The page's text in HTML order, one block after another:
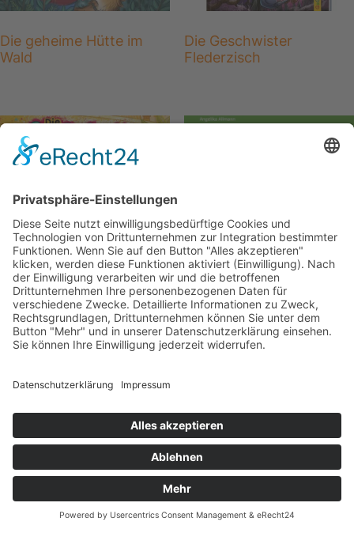
Die geheime Hütte im
Wald
Die Geschwister
Flederzisch
Die Großstadtdetektive –
Wer schnappt den Dieb?
Die Klassenfahrt